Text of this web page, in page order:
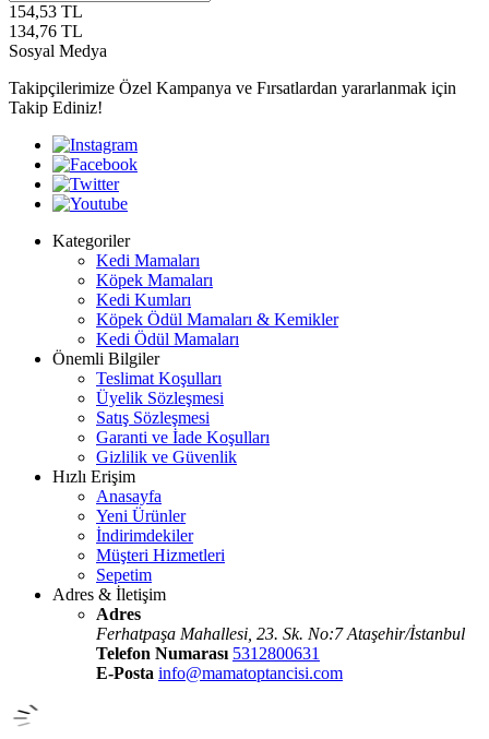
154,53 TL
134,76 TL
Sosyal Medya
Takipçilerimize Özel Kampanya ve Fırsatlardan yararlanmak için
Takip Ediniz!
Kategoriler
Kedi Mamaları
Köpek Mamaları
Kedi Kumları
Köpek Ödül Mamaları & Kemikler
Kedi Ödül Mamaları
Önemli Bilgiler
Teslimat Koşulları
Üyelik Sözleşmesi
Satış Sözleşmesi
Garanti ve İade Koşulları
Gizlilik ve Güvenlik
Hızlı Erişim
Anasayfa
Yeni Ürünler
İndirimdekiler
Müşteri Hizmetleri
Sepetim
Adres & İletişim
Adres
Ferhatpaşa Mahallesi, 23. Sk. No:7 Ataşehir/İstanbul
Telefon Numarası 5312800631
E-Posta info@mamatoptancisi.com